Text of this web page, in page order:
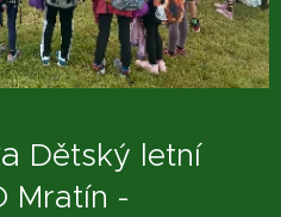
Dětský letní
Mratín -